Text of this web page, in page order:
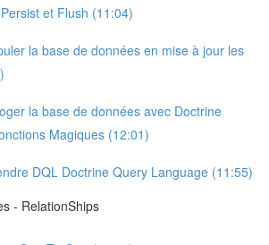
et Flush (11:04)
la base de données en mise à jour les
la base de données avec Doctrine
Magiques (12:01)
DQL Doctrine Query Language (11:55)
- RelationShips